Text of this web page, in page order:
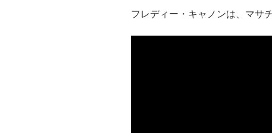
フレディー・キャノンは、マサ